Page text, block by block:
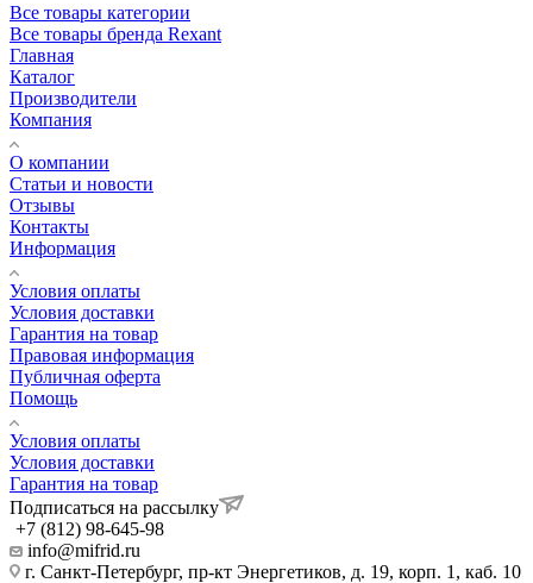
Все товары категории
Все товары бренда Rexant
Главная
Каталог
Производители
Компания
О компании
Статьи и новости
Отзывы
Контакты
Информация
Условия оплаты
Условия доставки
Гарантия на товар
Правовая информация
Публичная оферта
Помощь
Условия оплаты
Условия доставки
Гарантия на товар
Подписаться на рассылку
+7 (812) 98-645-98
info@mifrid.ru
г. Санкт-Петербург, пр-кт Энергетиков, д. 19, корп. 1, каб. 10